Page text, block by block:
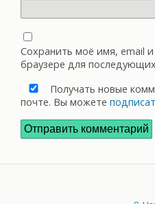
Сохранить моё имя, email
браузере для
Получать новые
почте. Вы можете